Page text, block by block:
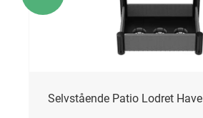
Selvstående Patio Lodret Have